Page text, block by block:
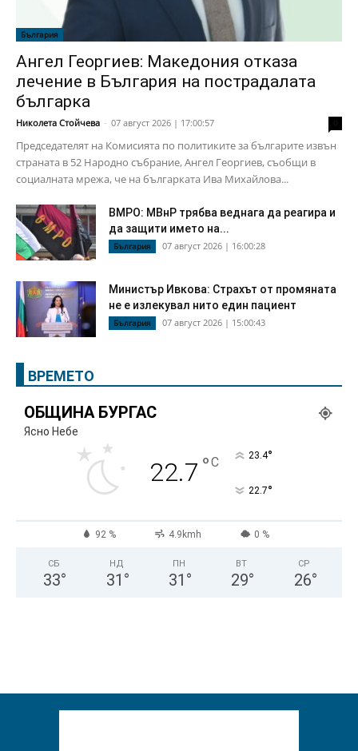
България
Ангел Георгиев: Македония отказа
лечение в България на пострадалата
българка
Николета Стойчева - 07 август 2026 | 17:00:57
Председателят на Комисията по политиките за българите извън
страната в 52 Народно събрание, Ангел Георгиев, съобщи в
социалната мрежа, че на българката Ива Михайлова...
ВМРО: МВнР трябва веднага да реагира и
да защити името на...
България 07 август 2026 | 16:00:28
Министър Ивкова: Страхът от промяната
не е излекувал нито един пациент
България 07 август 2026 | 15:00:43
ВРЕМЕТО
ОБЩИНА БУРГАС
Ясно Небе
22.7 °C 23.4°
22.7°
92 % 4.9kmh 0 %
СБ
33°
НД
31 °
ПН
31 °
ВТ
29°
СР
26°